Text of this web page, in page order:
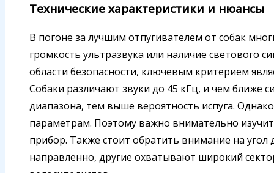
Технические характеристики и нюансы
В погоне за лучшим отпугивателем от собак
громкость ультразвука или наличие светового
области безопасности, ключевым критерием
Собаки различают звуки до 45 кГц, и чем ближе
диапазона, тем выше вероятность испуга.
параметрам. Поэтому важно внимательно
прибор. Также стоит обратить внимание на
направленно, другие охватывают широкий